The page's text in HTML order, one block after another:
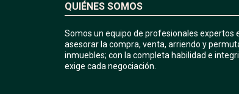
QUIÉNES SOMOS
Somos un equipo de profesionales expertos
asesorar la compra, venta, arriendo y
inmuebles; con la completa habilidad e
exige cada negociación.